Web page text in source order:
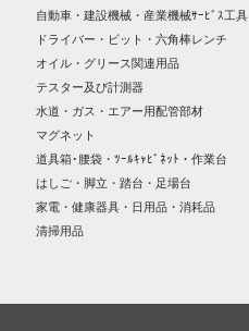
自動車・建設機械・産業機械ｻｰﾋﾞｽ工具
ドライバー・ビット・六角棒レンチ
オイル・グリース関連用品
テスター及び計測器
水道・ガス・エアー用配管部材
マグネット
道具箱･腰袋・ﾂｰﾙｷｬﾋﾞﾈｯﾄ・作業台
はしご・脚立・踏台・足場台
家電・健康器具・日用品・消耗品
清掃用品